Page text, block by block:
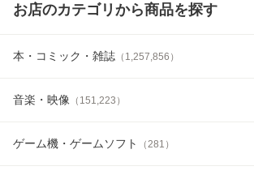
お店のカテゴリから商品を探す
本・コミック・雑誌 （ 1,257,856 ）
音楽・映像 （ 151,223 ）
ゲーム機・ゲームソフト （281 ）